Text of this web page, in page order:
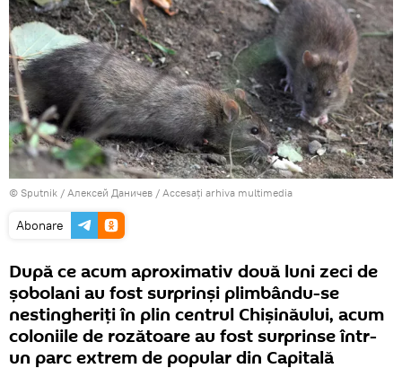
© Sputnik / Алексей Даничев / Accesați arhiva multimedia
Abonare
După ce acum aproximativ două luni zeci de
șobolani au fost surprinși plimbându-se
nestingheriți în plin centrul Chișinăului, acum
coloniile de rozătoare au fost surprinse într-
un parc extrem de popular din Capitală